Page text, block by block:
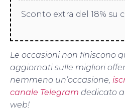
Sconto extra del 18% su
Le occasioni non finiscono
aggiornati sulle migliori
nemmeno un’occasione,
canale Telegram dedicato
web!